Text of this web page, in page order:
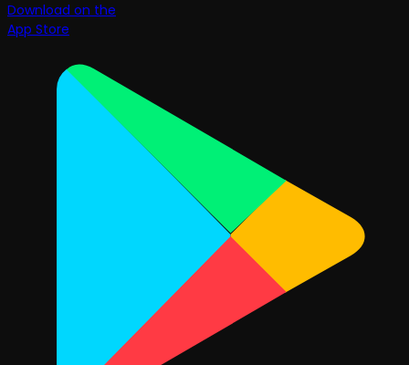
Download on the
App Store